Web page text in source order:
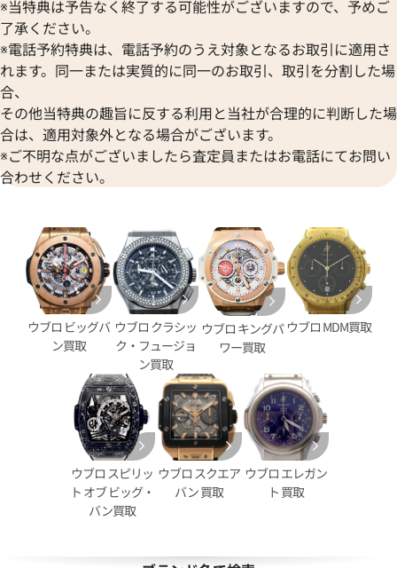
バン アスペン
電話で聞く
ウブロ ビッグバン
電話で聞く
※当特典は予告なく終了する可能性がございますので、予めご
了承ください。
※電話予約特典は、電話予約のうえ対象となるお取引に適用さ
れます。同一または実質的に同一のお取引、取引を分割した場
合、
その他当特典の趣旨に反する利用と当社が合理的に判断した場
合は、適用対象外となる場合がございます。
※ご不明な点がございましたら査定員またはお電話にてお問い
合わせください。
ウブロ ビッグバ
ン買取
ウブロ クラシッ
ク・フュージョ
ン買取
ウブロ キングパ
ワー買取
ウブロ MDM買取
ウブロ スピリッ
ト オブ ビッグ・
バン買取
ウブロ スクエア
バン 買取
ウブロ エレガン
ト 買取